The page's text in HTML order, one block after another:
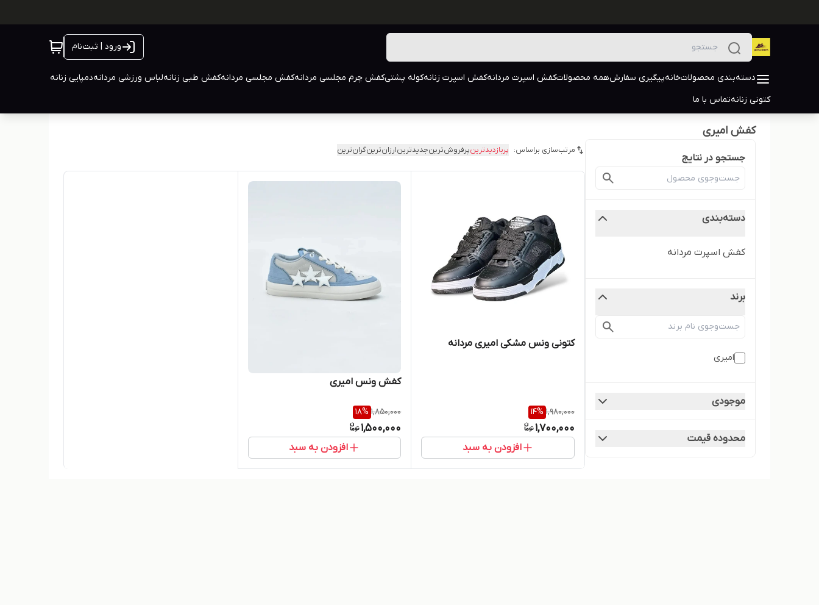
ورود | ثبت‌نام
دسته‌بندی محصولاتخانهپیگیری سفارشهمه محصولاتکفش اسپرت مردانهکفش اسپرت زنانهکوله پشتیکفش چرم مجلسی مردانهکفش مجلسی مردانهکفش طبی زنانهلباس ورزشی مردانهدمپایی زنانه
کتونی زنانهتماس با ما
کفش امیری
جستجو در نتایج
دسته‌بندی
کفش اسپرت مردانه
برند
امیری
موجودی
محدوده قیمت
مرتب‌سازی براساس: پربازدیدترینپرفروش‌ترینجدیدترینارزان‌ترینگران‌ترین
کتونی ونس مشکی امیری مردانه
1,980,000
14%
1,700,000
افزودن به سبد
کفش ونس امیری
1,850,000
18%
1,500,000
افزودن به سبد